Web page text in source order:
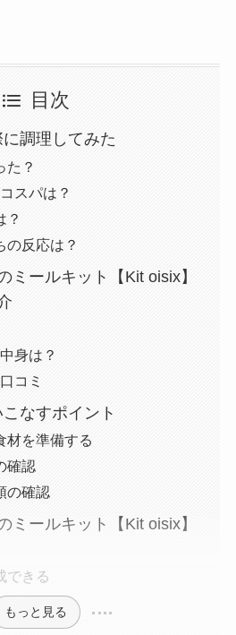
目次
調理してみた
た？
スパは？
？
の反応は？
ミールキット【Kit oisix】
身は？
コミ
なすポイント
材を準備する
確認
の確認
ミールキット【Kit oisix】
できる
もっと見る